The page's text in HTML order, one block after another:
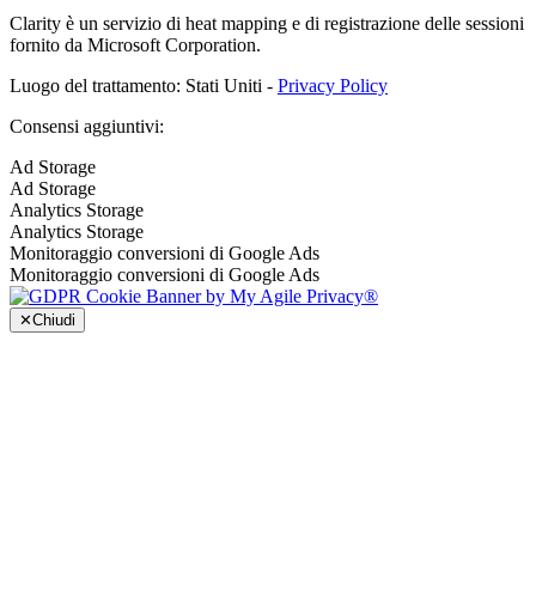
Clarity è un servizio di heat mapping e di registrazione delle sessioni
fornito da Microsoft Corporation.
Luogo del trattamento: Stati Uniti - Privacy Policy
Consensi aggiuntivi:
Ad Storage
Ad Storage
Analytics Storage
Analytics Storage
Monitoraggio conversioni di Google Ads
Monitoraggio conversioni di Google Ads
✕Chiudi